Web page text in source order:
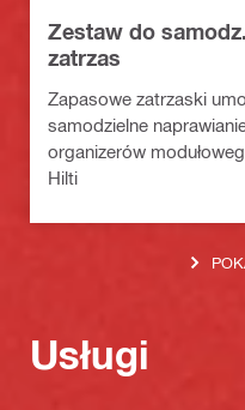
Zestaw do
zatrzas
Zapasowe zatrzaski
samodzielne
organizerów
Hilti
Usługi